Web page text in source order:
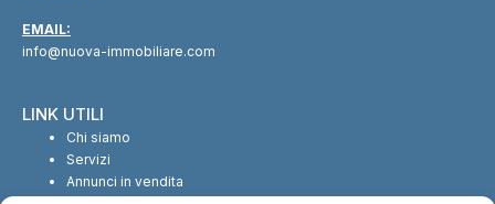
EMAIL:
info@nuova-immobiliare.com
LINK UTILI
Chi siamo
Servizi
Annunci in vendita